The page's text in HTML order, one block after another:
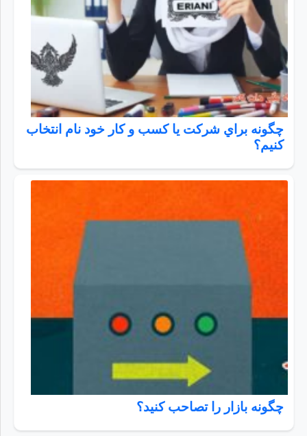
چگونه براي شركت يا كسب و كار خود نام انتخاب
كنيم؟
چگونه بازار را تصاحب کنید؟